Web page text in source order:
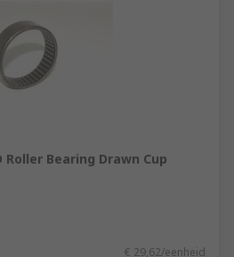
Roller Bearing Drawn Cup
€ 29,62/eenheid